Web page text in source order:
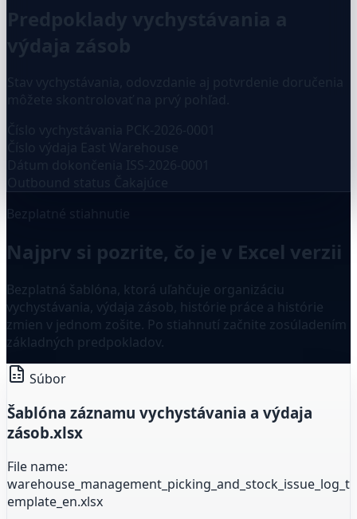
Predpoklady vychystávania a
výdaja zásob
Stav vychystávania, odovzdanie aj potvrdenie doručenia
môžete skontrolovať na prvý pohľad.
Číslo vychystávania PCK-2026-0001
Číslo výdaja East Warehouse
Dátum dokončenia ISS-2026-0001
Outbound status
Čakajúce
Bezplatné stiahnutie
Najprv si pozrite, čo je v Excel verzii
Bezplatná šablóna, ktorá uľahčuje organizáciu
vychystávania, výdaja zásob, histórie práce a histórie
zmien v jednom zošite. Po stiahnutí začnite zosúladením
základných predpokladov.
Súbor
Šablóna záznamu vychystávania a výdaja
zásob.xlsx
File name:
warehouse_management_picking_and_stock_issue_log_t
emplate_en.xlsx